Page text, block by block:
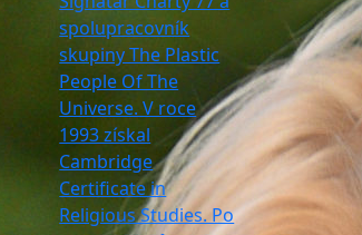
spolupracovník
skupiny The Plastic
People Of The
Universe. V roce
1993 získal
Cambridge
Certificate in
Religious Studies. Po